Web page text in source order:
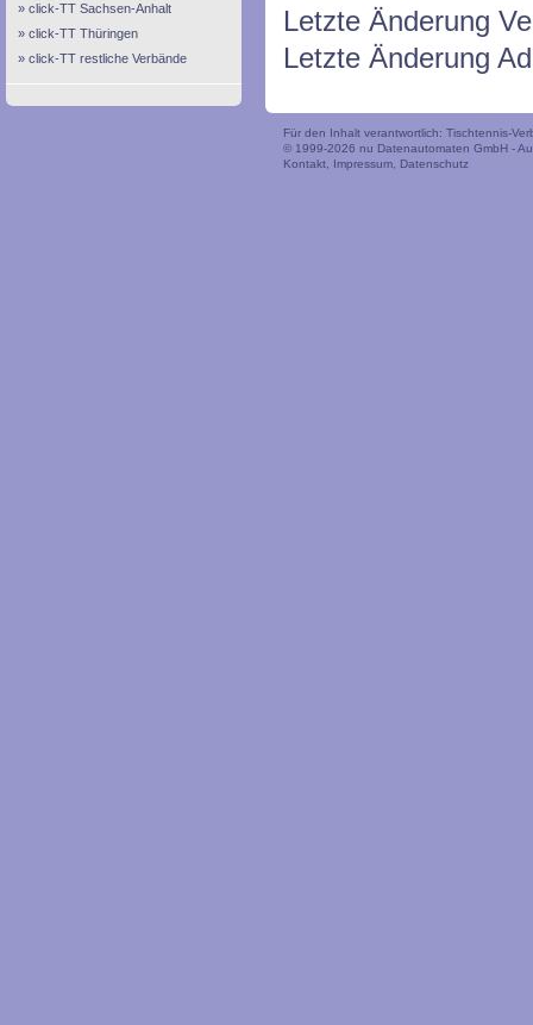
click-TT Sachsen-Anhalt
click-TT Thüringen
click-TT restliche Verbände
Letzte Änderung
Letzte Änderung
Für den Inhalt verantwortlich: Tischtennis-
© 1999-2026 nu Datenautomaten GmbH -
Kontakt
Impressum Datenschutz